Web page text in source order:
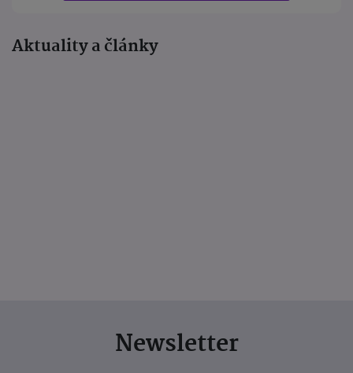
Aktuality a články
Newsletter